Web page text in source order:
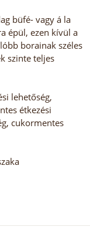
büfé- vagy á la
épül, ezen kívül a
borainak széles
szinte teljes
lehetőség,
étkezési
cukormentes